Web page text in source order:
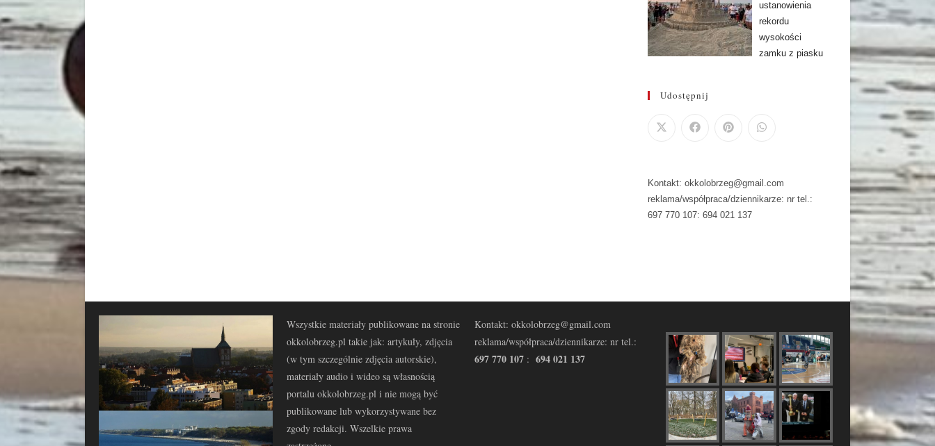
ustanowienia
rekordu
wysokości
zamku z piasku
Udostępnij
Kontakt: okkolobrzeg@gmail.com
reklama/współpraca/dziennikarze: nr tel.:
697 770 107: 694 021 137
Wszystkie materiały publikowane na stronie
okkolobrzeg.pl takie jak: artykuły, zdjęcia
(w tym szczególnie zdjęcia autorskie),
materiały audio i wideo są własnością
portalu okkolobrzeg.pl i nie mogą być
publikowane lub wykorzystywane bez
zgody redakcji. Wszelkie prawa
Kontakt: okkolobrzeg@gmail.com
reklama/współpraca/dziennikarze: nr tel.:
697 770 107 : 694 021 137